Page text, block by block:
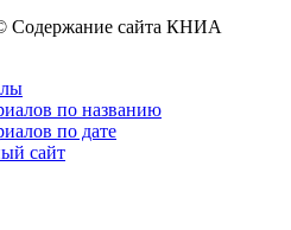
Содержание сайта КНИА
по названию
по дате
сайт